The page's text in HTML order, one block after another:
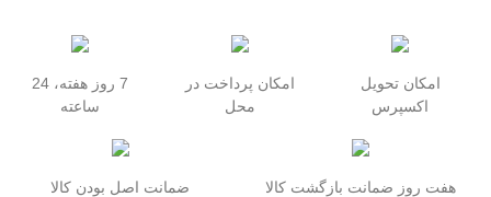
امکان تحویل
اکسپرس
امکان پرداخت در
محل
7 روز هفته، 24
ساعته
هفت روز ضمانت بازگشت کالا ضمانت اصل بودن کالا